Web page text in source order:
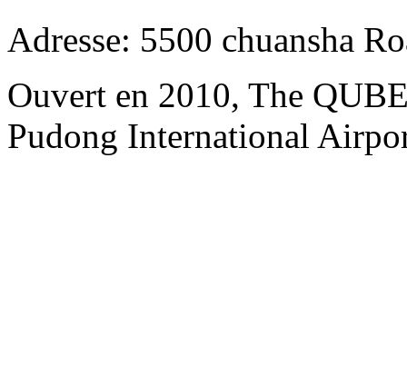
Adresse: 5500 chuansha
Ouvert en 2010, The
Pudong International